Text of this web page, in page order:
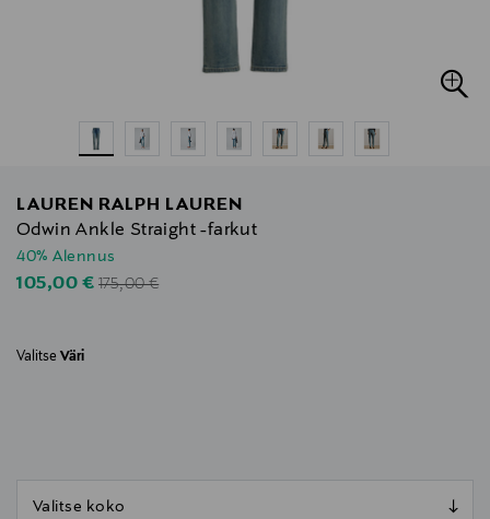
LAUREN RALPH LAUREN
Odwin Ankle Straight -farkut
40% Alennus
Discounted Price
105,00 €Original Price
175,00 €
Valitse Väri